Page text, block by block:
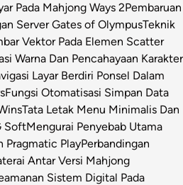
Pada Mahjong Ways 2Pembaruan
Server Gates of OlympusTeknik
Vektor Pada Elemen Scatter
Warna Dan Pencahayaan Karakter
Layar Berdiri Ponsel Dalam
Fungsi Otomatisasi Simpan Data
Tata Letak Menu Minimalis Dan
SoftMengurai Penyebab Utama
Pragmatic PlayPerbandingan
Antar Versi Mahjong
Sistem Digital Pada